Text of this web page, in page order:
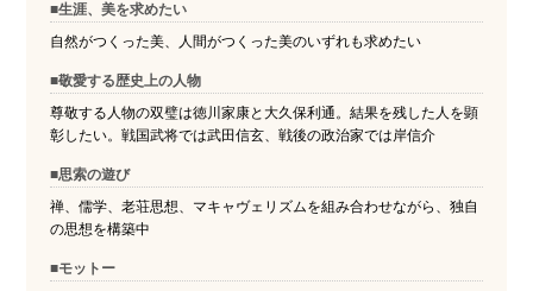
■生涯、美を求めたい
自然がつくった美、人間がつくった美のいずれも求めたい
■敬愛する歴史上の人物
尊敬する人物の双璧は徳川家康と大久保利通。結果を残した人を顕
彰したい。戦国武将では武田信玄、戦後の政治家では岸信介
■思索の遊び
禅、儒学、老荘思想、マキャヴェリズムを組み合わせながら、独自
の思想を構築中
■モットー